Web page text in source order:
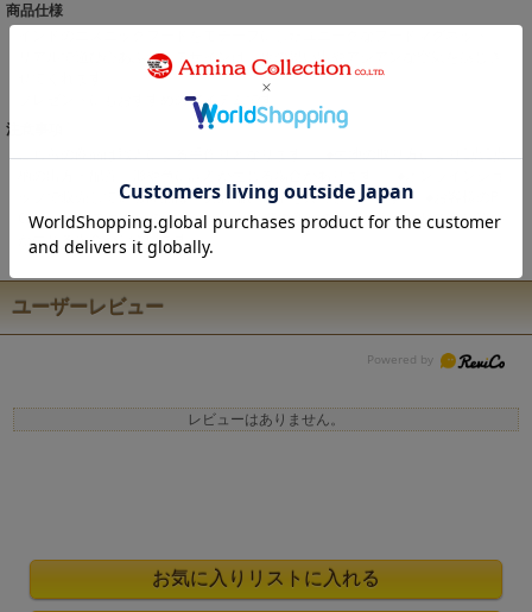
商品仕様
リアルで遊び心あふれるデザインは、旅の思い出やアジアンな空気を感じさ
プレゼントにもおすすめのアイテムです。
注意事項
ップで販売している商品は、実店舗と在庫を共有しています。 ◆お客様のP
C/スマホのモニターの設定により、実際の商品の色味と表示される色に違い
が生じる場合がございます。
ユーザーレビュー
レビューはありません。